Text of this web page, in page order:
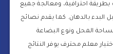
احترافية، ومعالجة جميع
البدء بالدهان. كما يقدم نصائح
المحل ونوع البضاعة
معلم محترف يوفر النتائج